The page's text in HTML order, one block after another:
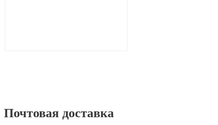
Почтовая доставка